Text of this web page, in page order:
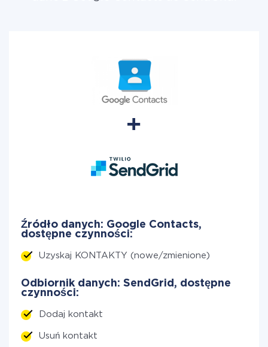
Źródło danych: Google Contacts,
dostępne czynności:
Uzyskaj KONTAKTY (nowe/zmienione)
Odbiornik danych: SendGrid, dostępne
czynności:
Dodaj kontakt
Usuń kontakt